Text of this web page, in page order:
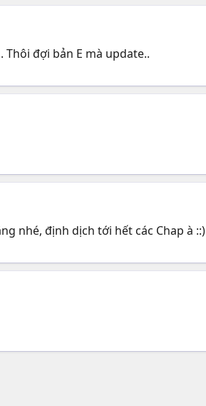
Thôi đợi bản E mà update..
nhé, định dịch tới hết các Chap à ::)